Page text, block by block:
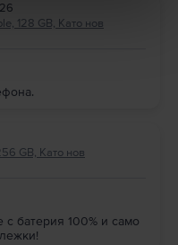
128 GB, Като нов
GB, Като нов
батерия 100% и само